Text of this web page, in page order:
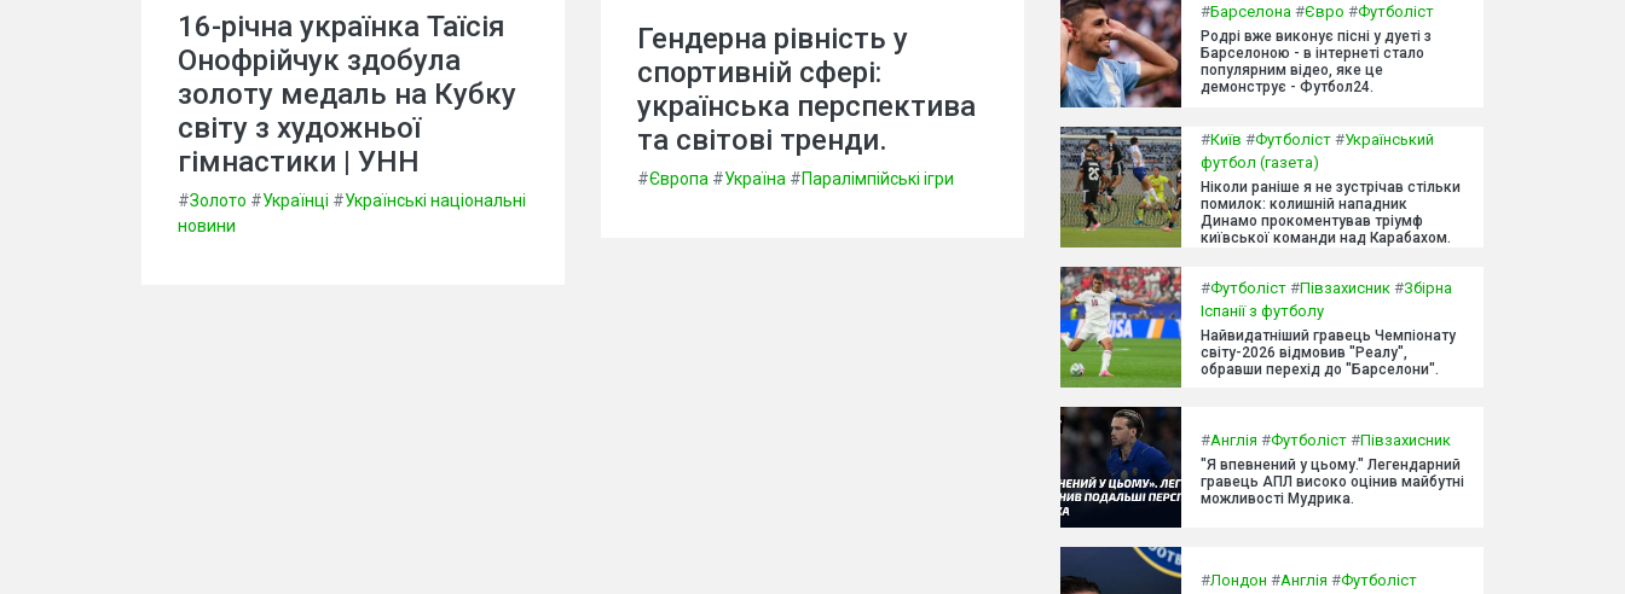
16-річна українка Таїсія
Онофрійчук здобула
золоту медаль на Кубку
світу з художньої
гімнастики | УНН
#Золото #Українці #Українські національні
новини
Гендерна рівність у
спортивній сфері:
українська перспектива
та світові тренди.
#Європа #Україна #Паралімпійські ігри
#Барселона #Євро #Футболіст
Родрі вже виконує пісні у дуеті з
Барселоною - в інтернеті стало
популярним відео, яке це
демонструє - Футбол24.
#Київ #Футболіст #Український
футбол (газета)
Ніколи раніше я не зустрічав стільки
помилок: колишній нападник
Динамо прокоментував тріумф
київської команди над Карабахом.
#Футболіст #Півзахисник #Збірна
Іспанії з футболу
Найвидатніший гравець Чемпіонату
світу-2026 відмовив "Реалу",
обравши перехід до "Барселони".
#Англія #Футболіст #Півзахисник
"Я впевнений у цьому." Легендарний
гравець АПЛ високо оцінив майбутні
можливості Мудрика.
#Лондон #Англія #Футболіст